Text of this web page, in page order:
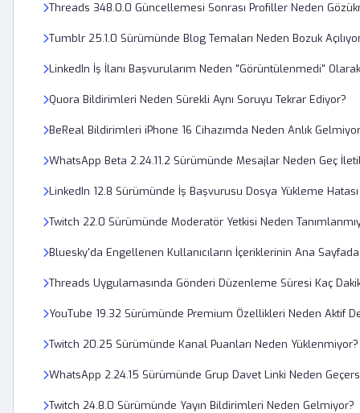
Threads 348.0.0 Güncellemesi Sonrası Profiller Neden
Tumblr 25.1.0 Sürümünde Blog Temaları Neden Bozuk
LinkedIn İş İlanı Başvurularım Neden "Görüntülenmedi"
Quora Bildirimleri Neden Sürekli Aynı Soruyu Tekrar Ediyor?
BeReal Bildirimleri iPhone 16 Cihazımda Neden Anlık
WhatsApp Beta 2.24.11.2 Sürümünde Mesajlar Neden Geç
LinkedIn 12.8 Sürümünde İş Başvurusu Dosya Yükleme Hatası
Twitch 22.0 Sürümünde Moderatör Yetkisi Neden
Bluesky'da Engellenen Kullanıcıların İçeriklerinin Ana Sayfada
Threads Uygulamasında Gönderi Düzenleme Süresi Kaç
YouTube 19.32 Sürümünde Premium Özellikleri Neden Aktif
Twitch 20.25 Sürümünde Kanal Puanları Neden Yüklenmiyor?
WhatsApp 2.24.15 Sürümünde Grup Davet Linki Neden
Twitch 24.8.0 Sürümünde Yayın Bildirimleri Neden Gelmiyor?